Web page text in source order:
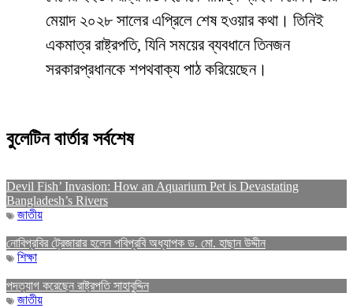
মেয়াদ ২০২৮ সালের এপ্রিলে শেষ হওয়ার কথা। তিনিই
একমাত্র রাষ্ট্রপতি, যিনি সময়ের ব্যবধানে তিনজন
সরকারপ্রধানকে শপথবাক্য পাঠ করিয়েছেন।
বুলেটিন বার্তার সর্বশেষ
Devil Fish’ Invasion: How an Aquarium Pet is Devastating
Bangladesh’s Rivers
জাতীয়
নোবিপ্রবির ট্রেজারার হলেন পবিপ্রবি অধ্যাপক ড. মো. হাছান উদ্দীন
শিক্ষা
পদত্যাগ করেছেন রাষ্ট্রপতি সাহাবুদ্দিন
জাতীয়